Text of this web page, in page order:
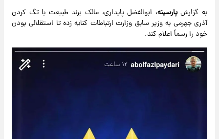
به گزارشپارسینه، ابوالفضل پایداری، مالک برند طبیعت با تگ کردن
آذری جهرمی به وزیر سابق وزارت ارتباطات کنایه زده تا استقلالی بودن
خود را رسماً اعلام کند.